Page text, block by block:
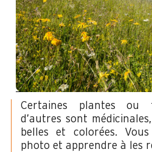
Certaines plantes ou
d’autres sont
belles et colorées.
photo et apprendre à les